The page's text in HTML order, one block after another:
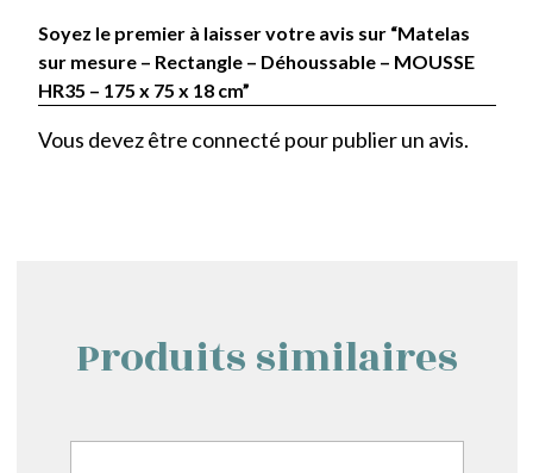
Soyez le premier à laisser votre avis sur “Matelas
sur mesure – Rectangle – Déhoussable – MOUSSE
HR35 – 175 x 75 x 18 cm”
Vous devez être connecté pour publier un avis.
Produits similaires